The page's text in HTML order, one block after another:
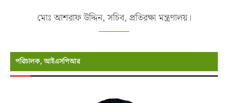
মোঃ আশরাফ উদ্দিন, সচিব, প্রতিরক্ষা মন্ত্রণালয়।
পরিচালক, আইএসপিআর